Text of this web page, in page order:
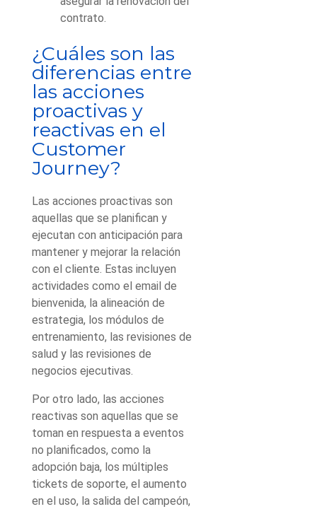
contrato.
¿Cuáles son las
diferencias entre
las acciones
proactivas y
reactivas en el
Customer
Journey?
Las acciones proactivas son
aquellas que se planifican y
ejecutan con anticipación para
mantener y mejorar la relación
con el cliente. Estas incluyen
actividades como el email de
bienvenida, la alineación de
estrategia, los módulos de
entrenamiento, las revisiones de
salud y las revisiones de
negocios ejecutivas.
Por otro lado, las acciones
reactivas son aquellas que se
toman en respuesta a eventos
no planificados, como la
adopción baja, los múltiples
tickets de soporte, el aumento
en el uso, la salida del campeón,